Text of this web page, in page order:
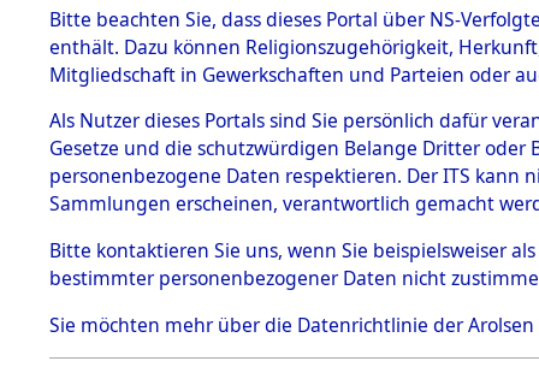
BESTÄNDE
1.
mente
5. Verschiedenes
5.3
Todesmärsche
5.3.1 Alliierte
Erhebungen
zu
Todesmärsch
en
5.3.2
0002
Bitte beachten Sie, dass dieses Portal über NS-
enthält. Dazu können Religionszugehörigkeit,
Mitgliedschaft in Gewerkschaften und Parteien oder
Als Nutzer dieses Portals sind Sie persönlich dafür
Gesetze und die schutzwürdigen Belange Dritter
personenbezogene Daten respektieren. Der ITS
Sammlungen erscheinen, verantwortlich gemacht
Bitte kontaktieren Sie uns, wenn Sie beispielsweiser
bestimmter personenbezogener Daten nicht
Sie möchten mehr über die Datenrichtlinie der Arolsen